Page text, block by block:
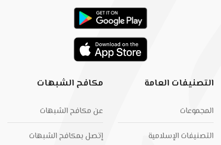
التصنيفات العامة
المجموعات
التصنيفات الإسلامية
مكافح الشبهات
عن مكافح الشبهات
إتصل بمكافح الشبهات